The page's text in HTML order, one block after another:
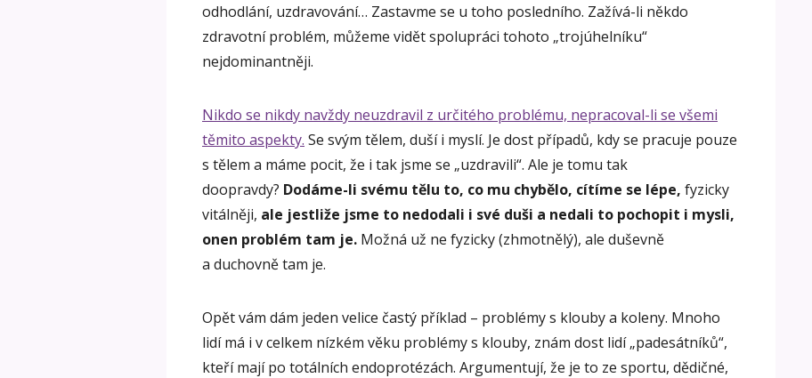
odhodlání, uzdravování… Zastavme se u toho posledního. Zažívá-li někdo
zdravotní problém, můžeme vidět spolupráci tohoto „trojúhelníku“
nejdominantněji.
Nikdo se nikdy navždy neuzdravil z určitého problému, nepracoval-li se všemi
těmito aspekty. Se svým tělem, duší i myslí. Je dost případů, kdy se pracuje pouze
s tělem a máme pocit, že i tak jsme se „uzdravili“. Ale je tomu tak
doopravdy? Dodáme-li svému tělu to, co mu chybělo, cítíme se lépe, fyzicky
vitálněji, ale jestliže jsme to nedodali i své duši a nedali to pochopit i mysli,
onen problém tam je. Možná už ne fyzicky (zhmotnělý), ale duševně
a duchovně tam je.
Opět vám dám jeden velice častý příklad – problémy s klouby a koleny. Mnoho
lidí má i v celkem nízkém věku problémy s klouby, znám dost lidí „padesátníků“,
kteří mají po totálních endoprotézách. Argumentují, že je to ze sportu, dědičné,